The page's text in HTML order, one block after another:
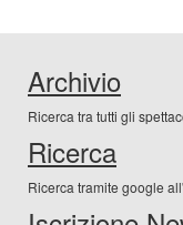
Archivio
Ricerca tra tutti gli
Ricerca
Ricerca tramite google